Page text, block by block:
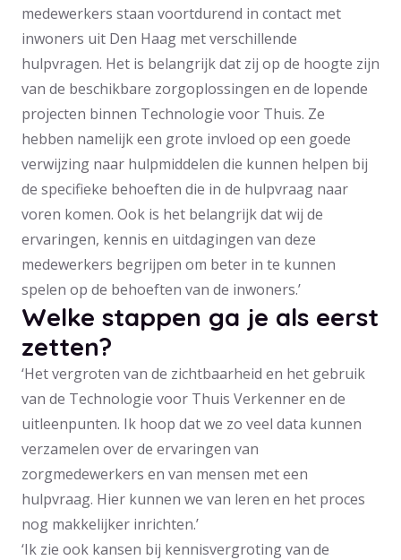
medewerkers staan voortdurend in contact met
inwoners uit Den Haag met verschillende
hulpvragen. Het is belangrijk dat zij op de hoogte zijn
van de beschikbare zorgoplossingen en de lopende
projecten binnen Technologie voor Thuis. Ze
hebben namelijk een grote invloed op een goede
verwijzing naar hulpmiddelen die kunnen helpen bij
de specifieke behoeften die in de hulpvraag naar
voren komen. Ook is het belangrijk dat wij de
ervaringen, kennis en uitdagingen van deze
medewerkers begrijpen om beter in te kunnen
spelen op de behoeften van de inwoners.’
Welke stappen ga je als eerst
zetten?
‘Het vergroten van de zichtbaarheid en het gebruik
van de Technologie voor Thuis Verkenner en de
uitleenpunten. Ik hoop dat we zo veel data kunnen
verzamelen over de ervaringen van
zorgmedewerkers en van mensen met een
hulpvraag. Hier kunnen we van leren en het proces
nog makkelijker inrichten.’
‘Ik zie ook kansen bij kennisvergroting van de